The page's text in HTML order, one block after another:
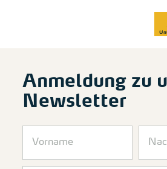
Anmeldung zu
Newsletter